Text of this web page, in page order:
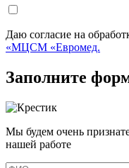
Даю согласие на
«МЦСМ «Евромед.
Заполните
Мы будем очень
нашей работе